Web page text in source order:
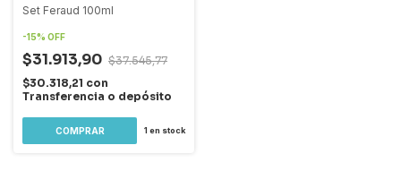
Set Feraud 100ml
-15% OFF
$31.913,90 $37.545,77
$30.318,21 con
Transferencia o depósito
1 en stock